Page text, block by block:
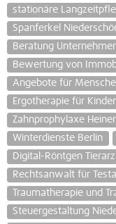
stationäre
Spanferkel
Beratung
Bewertung von
Angebote für
Ergotherapie für
Zahnprophylaxe
Winterdienste Berlin
Digital-Röntgen
Rechtsanwalt für
Traumatherapie und
Steuergestaltung